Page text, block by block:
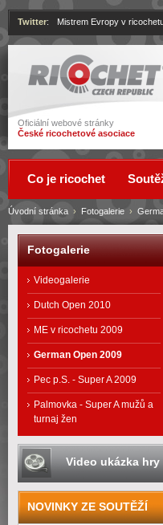
Ricochet
Oficiální webové stránky
České ricochetové asociace
Twitter: Mistrem Evropy v
Úvodní stránka › Fotogalerie ›
Co je ricochet
Fotogalerie
Videogalerie
Dutch Open 2010
ME v ricochetu 2009
German Open 2009
Pec p.S. - Super A 2009
Palmovka - Super A mužů a
turnaj žen
Video ukázka hry
NOVINKY ZE SOUTĚŽÍ